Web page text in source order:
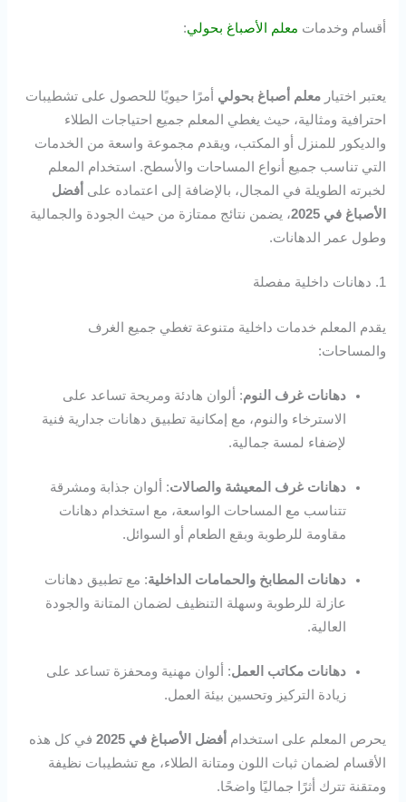
أقسام وخدمات معلم الأصباغ بحولي:
يعتبر اختيارمعلم أصباغ بحولي أمرًا حيويًا للحصول على تشطيبات
احترافية ومثالية، حيث يغطي المعلم جميع احتياجات الطلاء
والديكور للمنزل أو المكتب، ويقدم مجموعة واسعة من الخدمات
التي تناسب جميع أنواع المساحات والأسطح. استخدام المعلم
لخبرته الطويلة في المجال، بالإضافة إلى اعتماده على أفضل
الأصباغ في 2025
، يضمن نتائج ممتازة من حيث الجودة والجمالية
وطول عمر الدهانات.
1. دهانات داخلية مفصلة
يقدم المعلم خدمات داخلية متنوعة تغطي جميع الغرف
والمساحات:
دهانات غرف النوم: ألوان هادئة ومريحة تساعد على
الاسترخاء والنوم، مع إمكانية تطبيق دهانات جدارية فنية
لإضفاء لمسة جمالية.
دهانات غرف المعيشة والصالات: ألوان جذابة ومشرقة
تتناسب مع المساحات الواسعة، مع استخدام دهانات
مقاومة للرطوبة وبقع الطعام أو السوائل.
دهانات المطابخ والحمامات الداخلية: مع تطبيق دهانات
عازلة للرطوبة وسهلة التنظيف لضمان المتانة والجودة
العالية.
دهانات مكاتب العمل: ألوان مهنية ومحفزة تساعد على
زيادة التركيز وتحسين بيئة العمل.
يحرص المعلم على استخدام أفضل الأصباغ في 2025
في كل هذه
الأقسام لضمان ثبات اللون ومتانة الطلاء، مع تشطيبات نظيفة
ومتقنة تترك أثرًا جماليًا واضحًا.